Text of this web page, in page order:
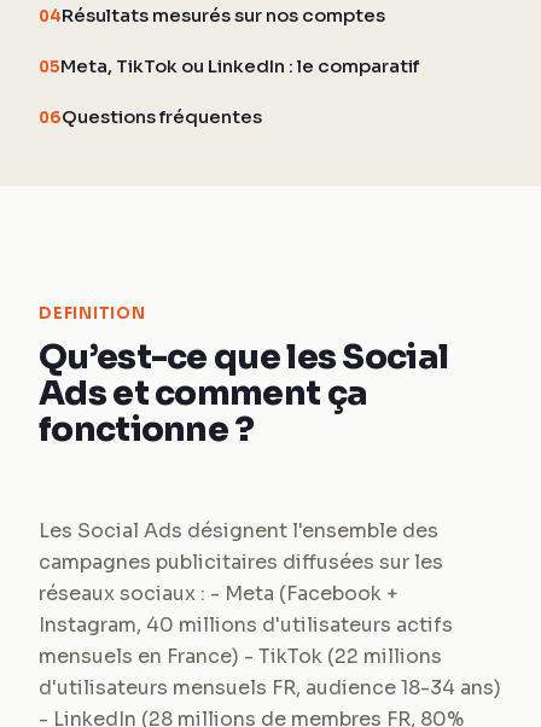
04Résultats mesurés sur nos comptes
05Meta, TikTok ou LinkedIn : le comparatif
06Questions fréquentes
DEFINITION
Qu’est-ce que les Social
Ads et comment ça
fonctionne ?
Les Social Ads désignent l'ensemble des
campagnes publicitaires diffusées sur les
réseaux sociaux : - Meta (Facebook +
Instagram, 40 millions d'utilisateurs actifs
mensuels en France) - TikTok (22 millions
d'utilisateurs mensuels FR, audience 18-34 ans)
- LinkedIn (28 millions de membres FR, 80%